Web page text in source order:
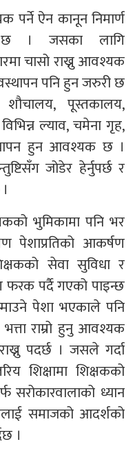
पर्ने ऐन कानून निमार्ण
। जसका लागि
चासो राख्नु आवश्यक
पनि हुन जरुरी छ
शौचालय, पूस्तकालय,
ल्याव, चमेना गृह,
हुन आवश्यक छ ।
जोडेर हेर्नुपर्छ र
भुमिकामा पनि भर
पेशाप्रतिको आकर्षण
सेवा सुविधा र
फरक पर्दै गएको पाइन्छ
पेशा भएकाले पनि
राम्रो हुनु आवश्यक
पदर्छ । जसले गर्दा
शिक्षामा शिक्षकको
सरोकारवालाको ध्यान
समाजको आदर्शको
।